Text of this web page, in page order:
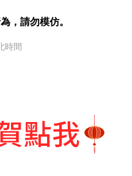
，請勿模仿。
時間